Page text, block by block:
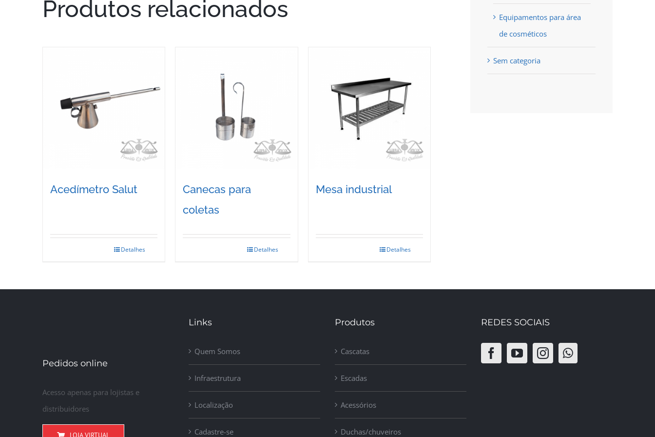
Produtos relacionados
Acedímetro Salut
Detalhes
Canecas para
coletas
Detalhes
Mesa industrial
Detalhes
Equipamentos para área
de cosméticos
Sem categoria
Pedidos online
Acesso apenas para lojistas e
distribuidores
Links
Quem Somos
Infraestrutura
Localização
Cadastre-se
Produtos
Cascatas
Escadas
Acessórios
Duchas/chuveiros
REDES SOCIAIS